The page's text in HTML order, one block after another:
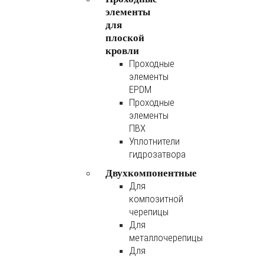
элементы
для
плоской
кровли
Проходные
элементы
EPDM
Проходные
элементы
ПВХ
Уплотнители
гидрозатвора
Двухкомпонентные
Для
композитной
черепицы
Для
металлочерепицы
Для